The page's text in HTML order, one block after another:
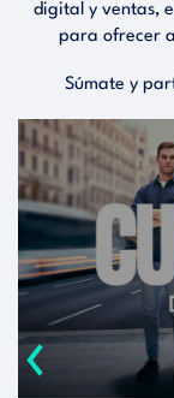
digital y ventas,
para ofrecer
Súmate y
‹